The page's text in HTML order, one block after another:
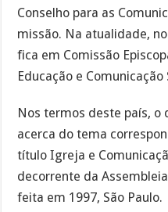
Conselho para as
missão. Na atualidade,
fica em Comissão
Educação e Comunicação
Nos termos deste país, o
acerca do tema
título Igreja e
decorrente da
feita em 1997, São Paulo.